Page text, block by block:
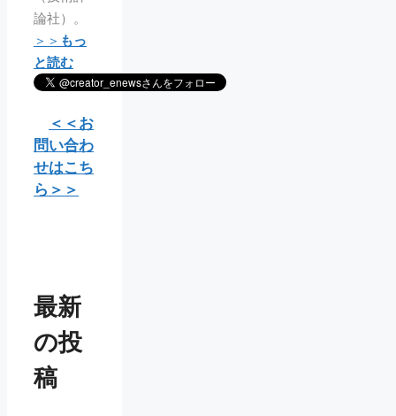
論社）。
＞＞ もっ
と読む
＜＜お
問い合わ
せはこち
ら＞＞
最新
の投
稿